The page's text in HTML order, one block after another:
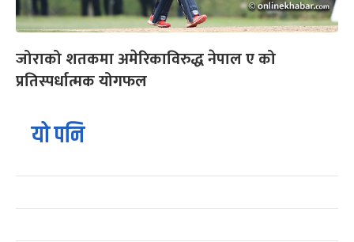
जोराको शतकमा अमेरिकाविरुद्ध नेपाल ए को
प्रतिस्पर्धात्मक योगफल
यो पनि